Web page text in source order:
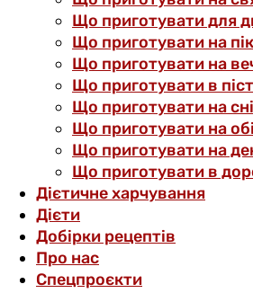
Що приготувати для
Що приготувати на
Що приготувати на
Що приготувати в піст
Що приготувати на
Що приготувати на
Що приготувати на
Що приготувати в
Дієтичне харчування
Дієти
Добірки рецептів
Про нас
Спецпроєкти